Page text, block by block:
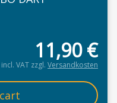
11,90€
incl. VAT zzgl. Versandkosten